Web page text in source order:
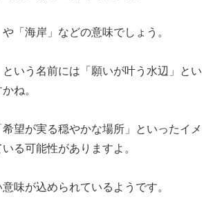
「海岸」などの意味でしょう。
という名前には「願いが叶う水辺」とい
ね。
望が実る穏やかな場所」といったイメ
る可能性がありますよ。
味が込められているようです。